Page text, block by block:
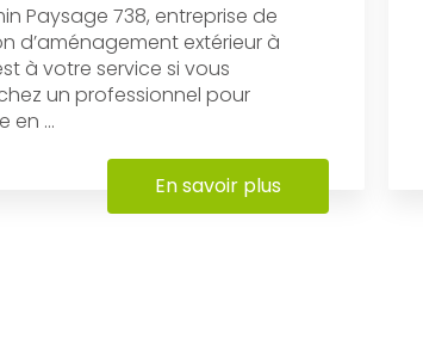
Paysage 738, entreprise de
d’aménagement extérieur à
à votre service si vous
un professionnel pour
en ...
En savoir plus